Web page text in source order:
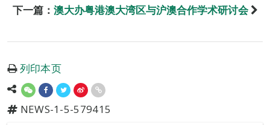
下一篇： 澳大办粤港澳大湾区与沪澳合作学术研讨会
列印本页
NEWS-1-5-579415